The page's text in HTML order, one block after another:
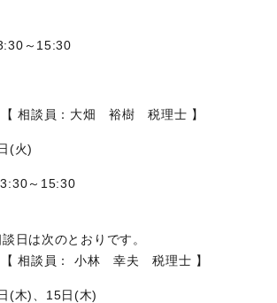
～15:30
【 相談員：大畑 裕樹 税理士 】
(火)
～15:30
日は次のとおりです。
【 相談員： 小林 幸夫 税理士 】
)、15日(木)